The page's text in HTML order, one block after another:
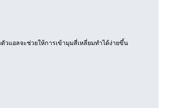
วแอลจะช่วยให้การเข้ามุมสี่เหลี่ยมทำได้ง่ายขึ้น